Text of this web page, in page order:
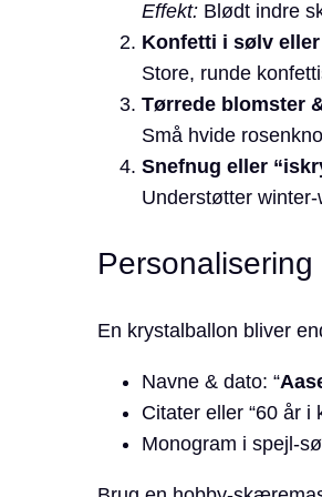
Effekt:Blødt indre
Konfetti i sølv
Store, runde
Tørrede blomster
Små hvide
Snefnug eller
Understøtter
En krystalballon bliver
Navne & dato: “
Citater eller “60 år i
Monogram i spejl-